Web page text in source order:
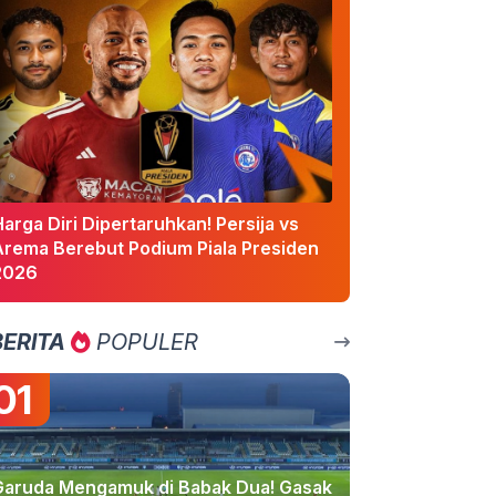
Diri Dipertaruhkan! Persija vs
Berebut Podium Piala Presiden
POPULER
Mengamuk di Babak Dua! Gasak